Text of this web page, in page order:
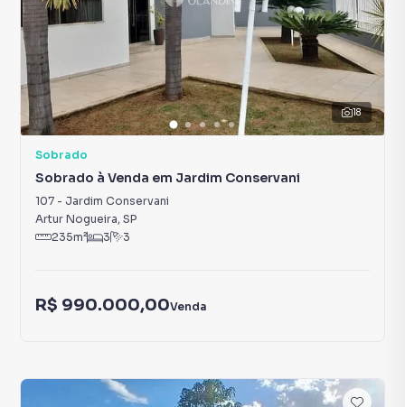
18
Sobrado
Sobrado à Venda em Jardim Conservani
107 - Jardim Conservani
Artur Nogueira, SP
235m² 3 3
R$ 990.000,00Venda